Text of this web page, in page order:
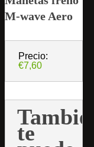
M-wave Aero
Precio:
€7,60
También
te